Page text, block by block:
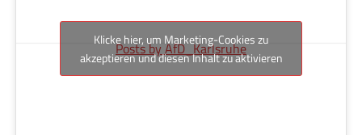
Posts by AfD_Karlsruhe
Klicke hier, um Marketing-Cookies zu
akzeptieren und diesen Inhalt zu aktivieren